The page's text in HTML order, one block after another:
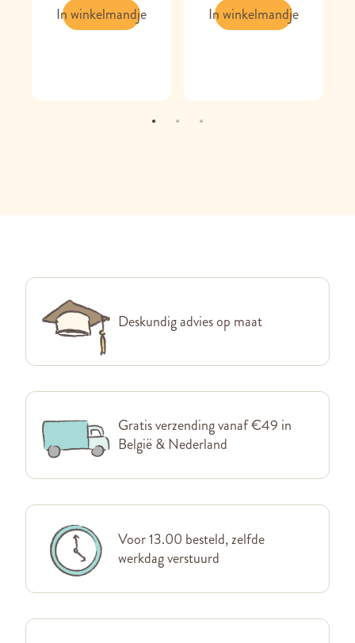
In winkelmandje In winkelmandje
Deskundig advies op maat
Gratis verzending vanaf €49 in
België & Nederland
Voor 13.00 besteld, zelfde
werkdag verstuurd